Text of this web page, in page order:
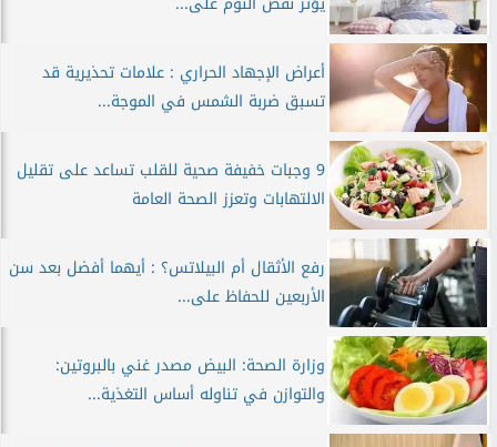
أعراض الإجهاد الحراري : علامات تحذيرية قد
تسبق ضربة الشمس في الموجة...
9 وجبات خفيفة صحية للقلب تساعد على تقليل
الالتهابات وتعزز الصحة العامة
رفع الأثقال أم البيلاتس؟ : أيهما أفضل بعد سن
الأربعين للحفاظ على...
وزارة الصحة: البيض مصدر غني بالبروتين:
والتوازن في تناوله أساس التغذية...